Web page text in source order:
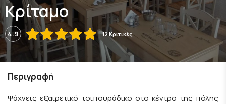
Κρίταμο
4.9 12 Κριτικές
Περιγραφή
Ψάχνεις εξαιρετικό τσιπουράδικο στο κέντρο της πόλης